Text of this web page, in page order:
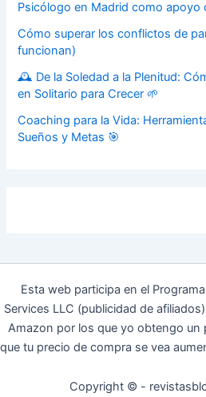
Psicólogo en Madrid como apoyo
Cómo superar los conflictos de
funcionan)
🕰️ De la Soledad a la Plenitud:
en Solitario para Crecer 🌱
Coaching para la Vida:
Sueños y Metas 🎯
Esta web participa en el
Services LLC (publicidad de
Amazon por los que yo obtengo un
que tu precio de compra se vea
Copyright © -